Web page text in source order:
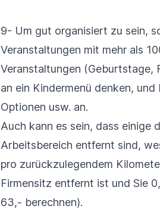
9- Um gut organisiert zu sein,
Veranstaltungen mit mehr als
Veranstaltungen (Geburtstage,
an ein Kindermenü denken,
Optionen usw. an.
Auch kann es sein, dass einige
Arbeitsbereich entfernt sind,
pro zurückzulegendem
Firmensitz entfernt ist und Sie
63,- berechnen).